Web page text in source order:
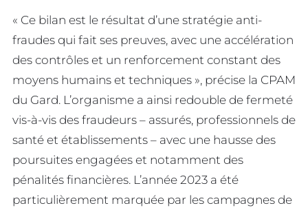
« Ce bilan est le résultat d’une stratégie anti-
fraudes qui fait ses preuves, avec une accélération
des contrôles et un renforcement constant des
moyens humains et techniques », précise la CPAM
du Gard. L’organisme a ainsi redouble de fermeté
vis-à-vis des fraudeurs – assurés, professionnels de
santé et établissements – avec une hausse des
poursuites engagées et notamment des
pénalités financières. L’année 2023 a été
particulièrement marquée par les campagnes de